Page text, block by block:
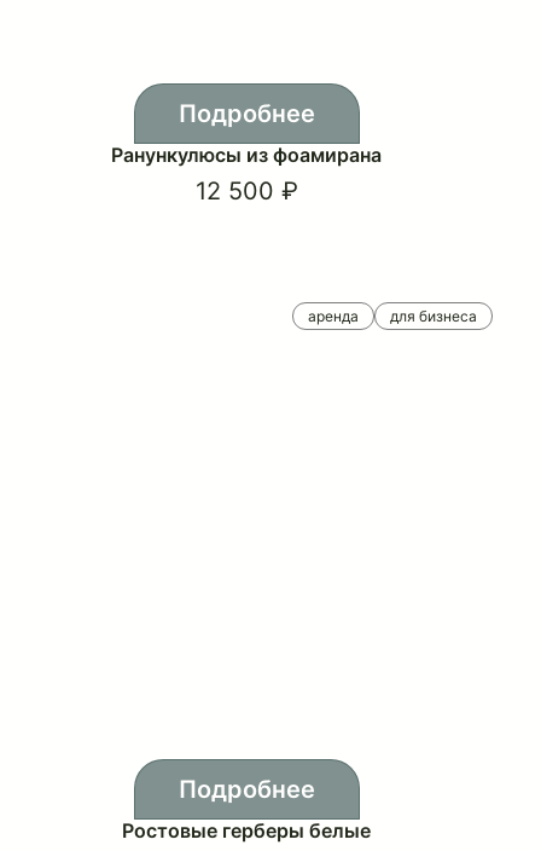
Подробнее
Ранункулюсы из фоамирана
12 500 ₽
аренда для бизнеса
Подробнее
Ростовые герберы белые